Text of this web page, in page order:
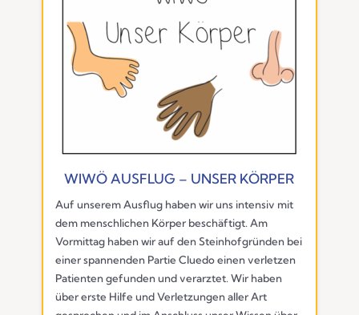
WIWÖ AUSFLUG – UNSER KÖRPER
Auf unserem Ausflug haben wir uns intensiv mit
dem menschlichen Körper beschäftigt. Am
Vormittag haben wir auf den Steinhofgründen bei
einer spannenden Partie Cluedo einen verletzen
Patienten gefunden und verarztet. Wir haben
über erste Hilfe und Verletzungen aller Art